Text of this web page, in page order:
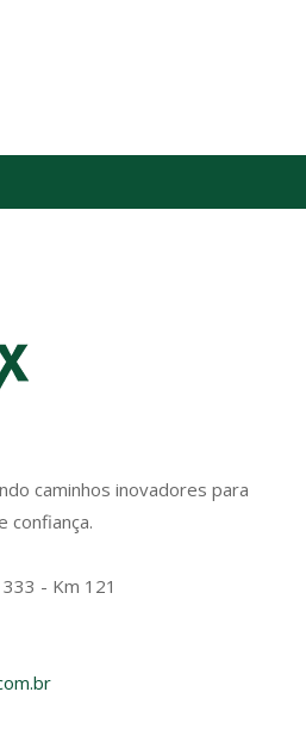
caminhos inovadores para
confiança.
- Km 121